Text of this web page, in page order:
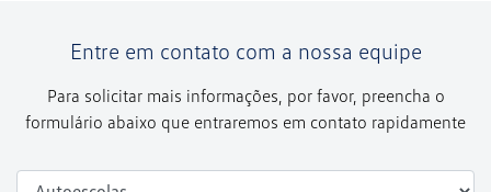
Entre em contato com a nossa equipe
Para solicitar mais informações, por favor, preencha o
formulário abaixo que entraremos em contato rapidamente